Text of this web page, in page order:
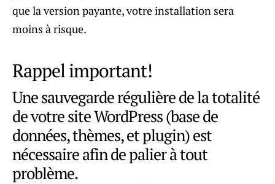
que la version payante, votre installation sera
moins à risque.
Rappel important!
Une sauvegarde régulière de la totalité
de votre site WordPress (base de
données, thèmes, et plugin) est
nécessaire afin de palier à tout
problème.